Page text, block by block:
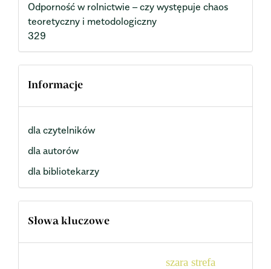
Odporność w rolnictwie – czy występuje chaos
teoretyczny i metodologiczny
329
Informacje
dla czytelników
dla autorów
dla bibliotekarzy
Słowa kluczowe
szara strefa